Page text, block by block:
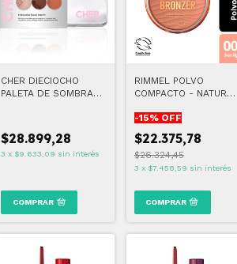
CHER DIECIOCHO
PALETA DE SOMBRAS
$28.899,28
3 x $9.633,09 sin interés
COMPRAR
RIMMEL POLVO
COMPACTO - NATURAL
-15% OFF
$22.375,78
$26.324,45
3 x $7.458,59 sin interés